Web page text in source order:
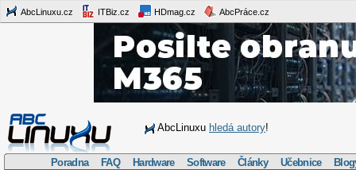
AbcLinuxu.cz ITBiz.cz HDmag.cz AbcPráce.cz
AbcLinuxu hledá autory!
Poradna FAQ Hardware Software Články Učebnice